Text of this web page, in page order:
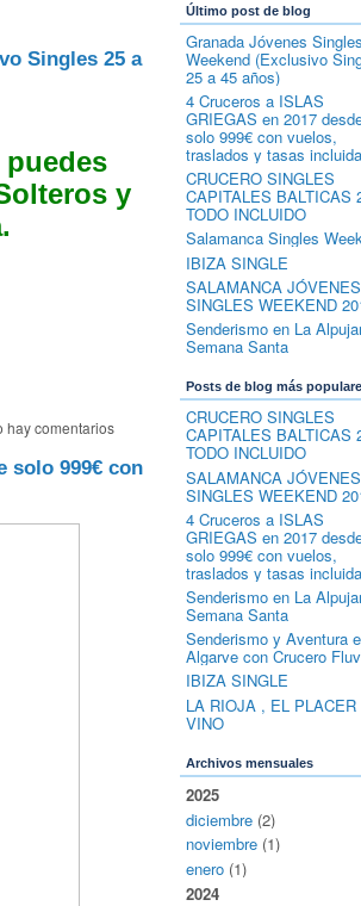
Singles 25 a
y
comentarios
solo 999€ con
Último post de blog
Granada Jóvenes Singles
Weekend (Exclusivo
25 a 45 años)
4 Cruceros a ISLAS
GRIEGAS en 2017
solo 999€ con vuelos,
traslados y tasas
CRUCERO SINGLES
CAPITALES BALTICAS
TODO INCLUIDO
Salamanca Singles
IBIZA SINGLE
SALAMANCA JÓVENES
SINGLES WEEKEND
Senderismo en La
Semana Santa
Posts de blog más
CRUCERO SINGLES
CAPITALES BALTICAS
TODO INCLUIDO
SALAMANCA JÓVENES
SINGLES WEEKEND
4 Cruceros a ISLAS
GRIEGAS en 2017
solo 999€ con vuelos,
traslados y tasas
Senderismo en La
Semana Santa
Senderismo y Aventura
Algarve con Crucero
IBIZA SINGLE
LA RIOJA , EL PLACER
VINO
Archivos mensuales
2025
diciembre(2)
noviembre(1)
enero(1)
2024